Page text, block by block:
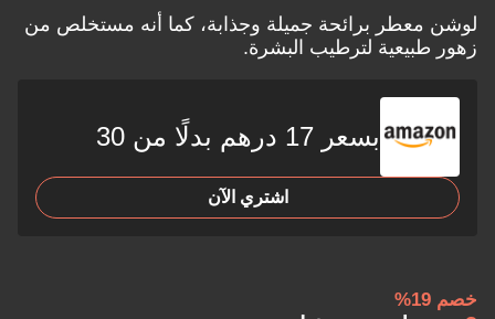
لوشن معطر برائحة جميلة وجذابة، كما أنه مستخلص من
زهور طبيعية لترطيب البشرة.
بسعر 17 درهم بدلًا من 30
اشتري الآن
خصم 19%